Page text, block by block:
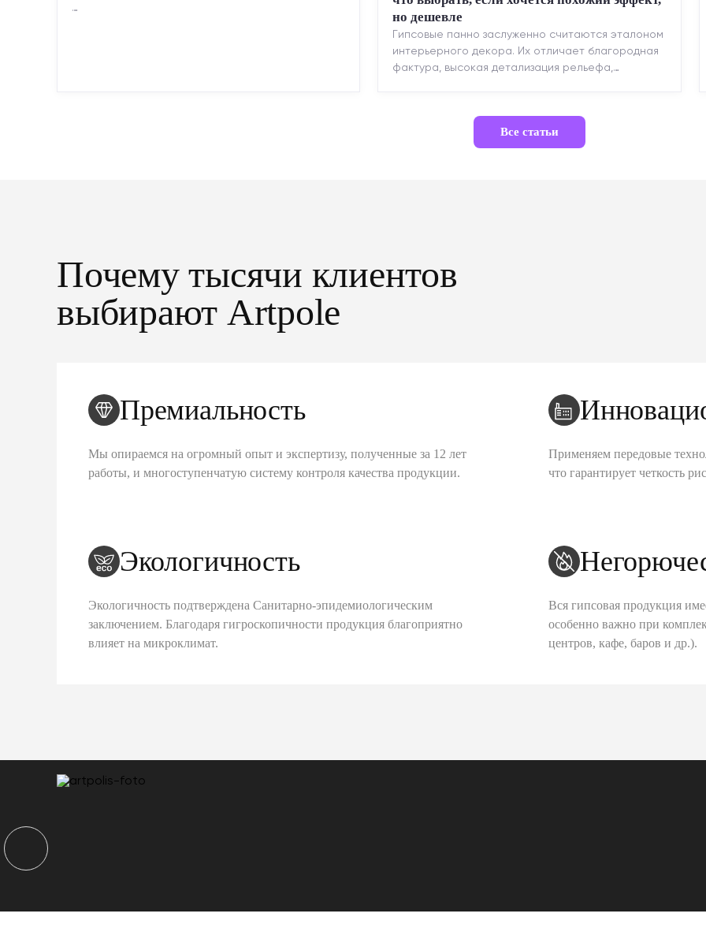
но дешевле
Гипсовые панно заслуженно считаются эталоном
интерьерного декора. Их отличает благородная
фактура, высокая детализация рельефа,
Все статьи
Почему тысячи клиентов
выбирают Artpole
Премиальность
Мы опираемся на огромный опыт и экспертизу, полученные за 12 лет
работы, и многоступенчатую систему контроля качества продукции.
Применяем передовые
что гарантирует четкость
Экологичность
Экологичность подтверждена Санитарно-эпидемиологическим
заключением. Благодаря гигроскопичности продукция благоприятно
влияет на микроклимат.
Вся гипсовая продукция
особенно важно при
центров, кафе, баров и др.).